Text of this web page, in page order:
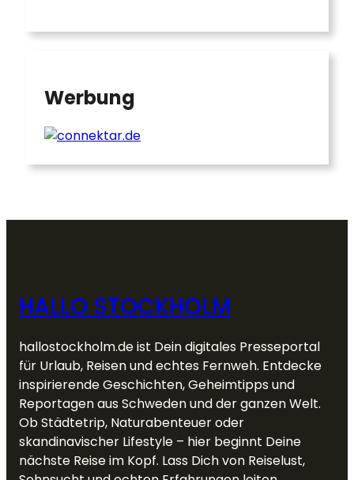
Werbung
HALLO STOCKHOLM
hallostockholm.de ist Dein digitales Presseportal
für Urlaub, Reisen und echtes Fernweh. Entdecke
inspirierende Geschichten, Geheimtipps und
Reportagen aus Schweden und der ganzen Welt.
Ob Städtetrip, Naturabenteuer oder
skandinavischer Lifestyle – hier beginnt Deine
nächste Reise im Kopf. Lass Dich von Reiselust,